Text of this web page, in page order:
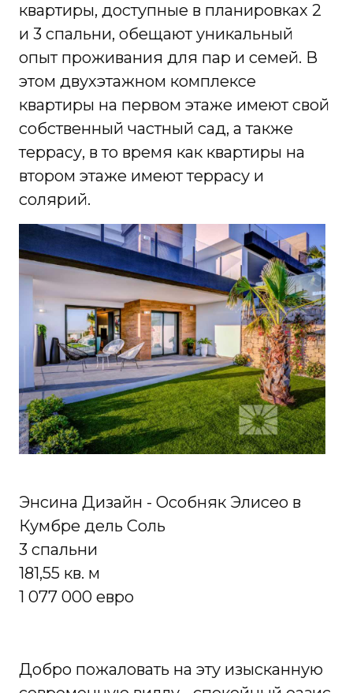
квартиры, доступные в планировках 2
и 3 спальни, обещают уникальный
опыт проживания для пар и семей. В
этом двухэтажном комплексе
квартиры на первом этаже имеют свой
собственный частный сад, а также
террасу, в то время как квартиры на
втором этаже имеют террасу и
солярий.
Энсина Дизайн - Особняк Элисео в
Кумбре дель Соль
3 спальни
181,55 кв. м
1 077 000 евро
Добро пожаловать на эту изысканную